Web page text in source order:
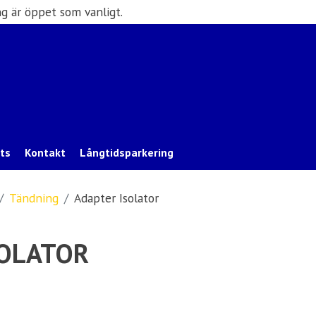
är öppet som vanligt.
Kontakt Långtidsparkering
Tändning Adapter Isolator